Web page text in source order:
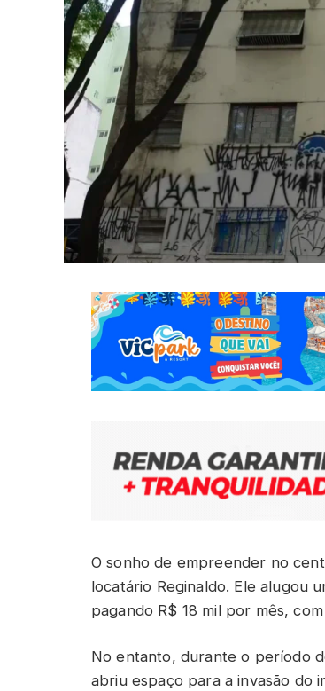
O sonho de empreender no
locatário Reginaldo. Ele alugou
pagando R$ 18 mil por mês,
No entanto, durante o período
abriu espaço para a invasão do